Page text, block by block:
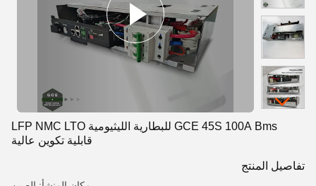
GCE 45S 100A Bms للبطارية الليثيومية LFP NMC LTO
قابلية تكوين عالية
تفاصيل المنتج